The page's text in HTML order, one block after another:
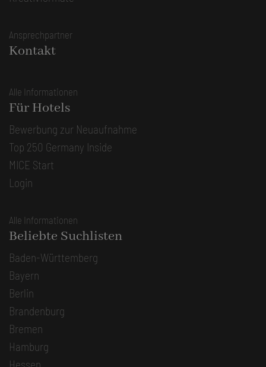
Ansprechpartner
Kontakt
Alle Informationen
Für Hotels
Bewerbung zur Neuaufnahme
Top 250 Germany Inside
MICE Start
Login
Alle Informationen
Beliebte Suchlisten
Baden-Württemberg
Bayern
Berlin
Brandenburg
Bremen
Hamburg